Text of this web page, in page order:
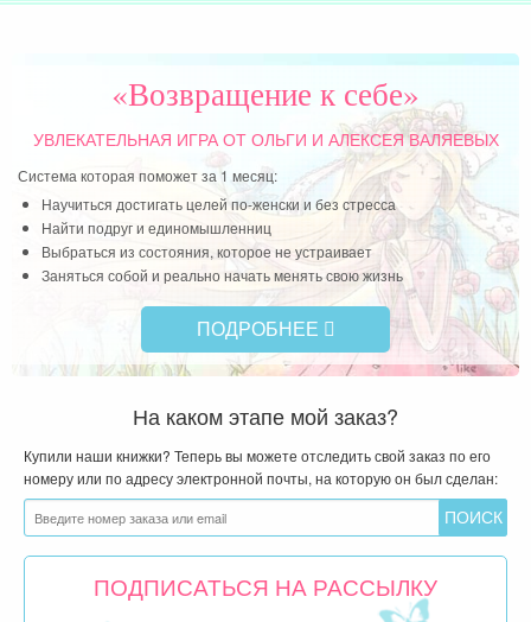
«Возвращение к себе»
УВЛЕКАТЕЛЬНАЯ ИГРАОТ ОЛЬГИ И АЛЕКСЕЯ ВАЛЯЕВЫХ
Система которая поможет за 1 месяц:
Научиться достигать целей по-женски и без стресса
Найти подруг и единомышленниц
Выбраться из состояния, которое не устраивает
Заняться собой и реально начать менять свою жизнь
ПОДРОБНЕЕ
На каком этапе мой заказ?
Купили наши книжки? Теперь вы можете отследить свой заказ по его
номеру или по адресу электронной почты, на которую он был сделан:
ПОДПИСАТЬСЯ НА РАССЫЛКУ